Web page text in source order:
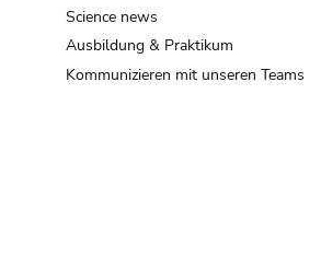
Science news
Ausbildung & Praktikum
Kommunizieren mit unseren Teams